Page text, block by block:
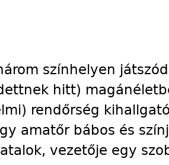
színhelyen
hitt)
rendőrség
amatőr bábos és
vezetője egy